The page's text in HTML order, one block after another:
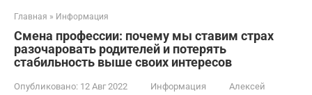
Главная » Информация
Смена профессии: почему мы ставим страх
разочаровать родителей и потерять
стабильность выше своих интересов
Опубликовано: 12 Авг 2022 Информация
Алексей